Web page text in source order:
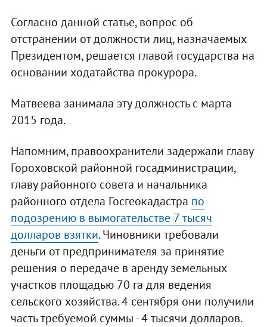
Согласно данной статье, вопрос об
отстранении от должности лиц, назначаемых
Президентом, решается главой государства на
основании ходатайства прокурора.
Матвеева занимала эту должность с марта
2015 года.
Напомним, правоохранители задержали главу
Гороховской районной госадминистрации,
главу районного совета и начальника
районного отдела Госгеокадастра по
подозрению в вымогательстве 7 тысяч
долларов взятки. Чиновники требовали
деньги от предпринимателя за принятие
решения о передаче в аренду земельных
участков площадью 70 га для ведения
сельского хозяйства. 4 сентября они получили
часть требуемой суммы - 4 тысячи долларов.